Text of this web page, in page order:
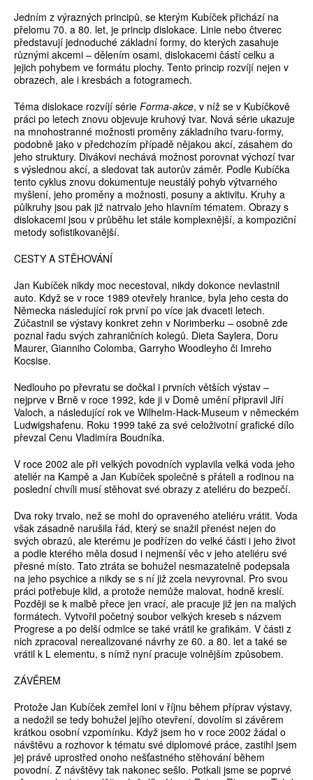
Jedním z výrazných principů, se kterým Kubíček přichází na
přelomu 70. a 80. let, je princip dislokace. Linie nebo čtverec
představují jednoduché základní formy, do kterých zasahuje
různými akcemi – dělením osami, dislokacemi částí celku a
jejich pohybem ve formátu plochy. Tento princip rozvíjí nejen v
obrazech, ale i kresbách a fotogramech.
Téma dislokace rozvíjí série Forma-akce, v níž se v Kubíčkově
práci po letech znovu objevuje kruhový tvar. Nová série ukazuje
na mnohostranné možnosti proměny základního tvaru-formy,
podobně jako v předchozím případě nějakou akcí, zásahem do
jeho struktury. Divákovi nechává možnost porovnat výchozí tvar
s výslednou akcí, a sledovat tak autorův záměr. Podle Kubíčka
tento cyklus znovu dokumentuje neustálý pohyb výtvarného
myšlení, jeho proměny a možnosti, posuny a aktivitu. Kruhy a
půlkruhy jsou pak již natrvalo jeho hlavním tématem. Obrazy s
dislokacemi jsou v průběhu let stále komplexnější, a kompoziční
metody sofistikovanější.
CESTY A STĚHOVÁNÍ
Jan Kubíček nikdy moc necestoval, nikdy dokonce nevlastnil
auto. Když se v roce 1989 otevřely hranice, byla jeho cesta do
Německa následující rok první po více jak dvaceti letech.
Zúčastnil se výstavy konkret zehn v Norimberku – osobně zde
poznal řadu svých zahraničních kolegů. Dieta Saylera, Doru
Maurer, Gianniho Colomba, Garryho Woodleyho či Imreho
Kocsise.
Nedlouho po převratu se dočkal i prvních větších výstav –
nejprve v Brně v roce 1992, kde ji v Domě umění připravil Jiří
Valoch, a následující rok ve Wilhelm-Hack-Museum v německém
Ludwigshafenu. Roku 1999 také za své celoživotní grafické dílo
převzal Cenu Vladimíra Boudníka.
V roce 2002 ale při velkých povodních vyplavila velká voda jeho
ateliér na Kampě a Jan Kubíček společně s přáteli a rodinou na
poslední chvíli musí stěhovat své obrazy z ateliéru do bezpečí.
Dva roky trvalo, než se mohl do opraveného ateliéru vrátit. Voda
však zásadně narušila řád, který se snažil přenést nejen do
svých obrazů, ale kterému je podřízen do velké části i jeho život
a podle kterého měla dosud i nejmenší věc v jeho ateliéru své
přesné místo. Tato ztráta se bohužel nesmazatelně podepsala
na jeho psychice a nikdy se s ní již zcela nevyrovnal. Pro svou
práci potřebuje klid, a protože nemůže malovat, hodně kreslí.
Později se k malbě přece jen vrací, ale pracuje již jen na malých
formátech. Vytvořil početný soubor velkých kreseb s názvem
Progrese a po delší odmlce se také vrátil ke grafikám. V části z
nich zpracoval nerealizované návrhy ze 60. a 80. let a také se
vrátil k L elementu, s nímž nyní pracuje volnějším způsobem.
ZÁVĚREM
Protože Jan Kubíček zemřel loni v říjnu během příprav výstavy,
a nedožil se tedy bohužel jejího otevření, dovolím si závěrem
krátkou osobní vzpomínku. Když jsem ho v roce 2002 žádal o
návštěvu a rozhovor k tématu své diplomové práce, zastihl jsem
jej právě uprostřed onoho nešťastného stěhování během
povodní. Z návštěvy tak nakonec sešlo. Potkali jsme se poprvé